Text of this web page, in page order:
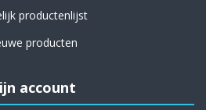
productenlijst
producten
account